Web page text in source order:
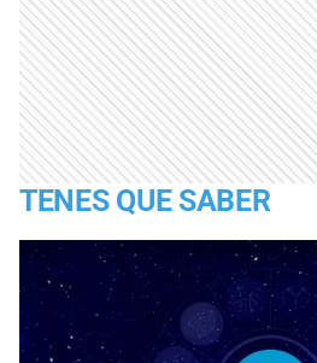
TENES QUE SABER